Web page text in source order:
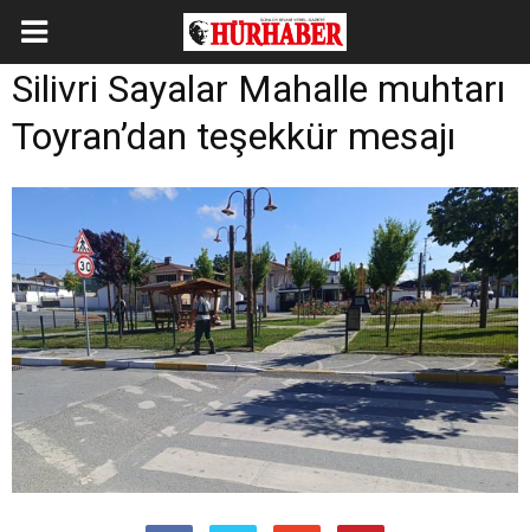
Silivri Sayalar Mahalle muhtarı
Toyran’dan teşekkür mesajı